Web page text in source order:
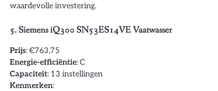
waardevolle investering.
5. Siemens iQ300 SN53ES14VE Vaatwasser
Prijs: €763,75
Energie-efficiëntie: C
Capaciteit: 13 instellingen
Kenmerken: